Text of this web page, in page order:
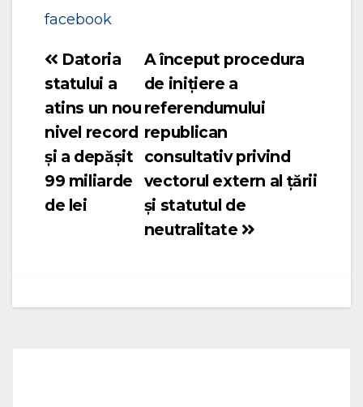
facebook
Navigare
în
articole
A început procedura
de inițiere a
referendumului
republican
consultativ privind
vectorul extern al țării
și statutul de
neutralitate
Datoria
statului a
atins un nou
nivel record
și a depășit
99 miliarde
de lei